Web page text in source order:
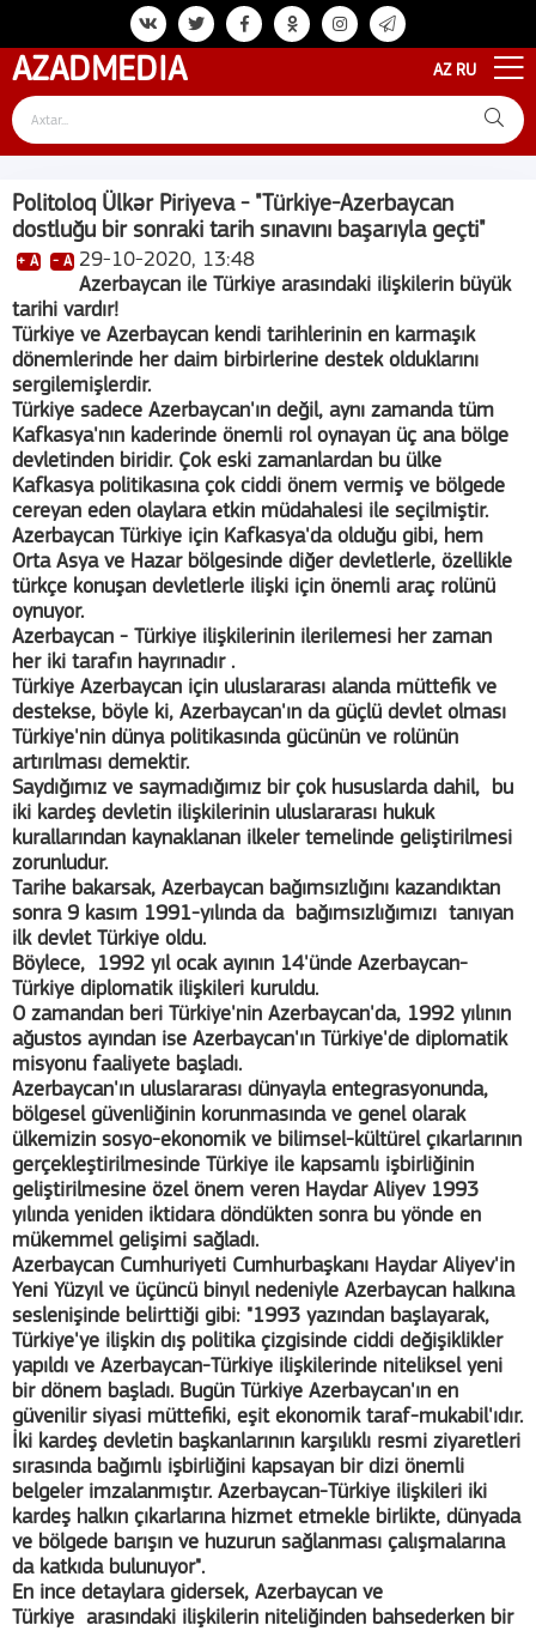
AZADMEDIA AZ RU
Politoloq Ülkər Piriyeva - "Türkiye-Azerbaycan
dostluğu bir sonraki tarih sınavını başarıyla geçti"
+ A - A 29-10-2020, 13:48
Azerbaycan ile Türkiye arasındaki ilişkilerin büyük
tarihi vardır!
Türkiye ve Azerbaycan kendi tarihlerinin en karmaşık
dönemlerinde her daim birbirlerine destek olduklarını
sergilemişlerdir.
Türkiye sadece Azerbaycan'ın değil, aynı zamanda tüm
Kafkasya'nın kaderinde önemli rol oynayan üç ana bölge
devletinden biridir. Çok eski zamanlardan bu ülke
Kafkasya politikasına çok ciddi önem vermiş ve bölgede
cereyan eden olaylara etkin müdahalesi ile seçilmiştir.
Azerbaycan Türkiye için Kafkasya'da olduğu gibi, hem
Orta Asya ve Hazar bölgesinde diğer devletlerle, özellikle
türkçe konuşan devletlerle ilişki için önemli araç rolünü
oynuyor.
Azerbaycan - Türkiye ilişkilerinin ilerilemesi her zaman
her iki tarafın hayrınadır .
Türkiye Azerbaycan için uluslararası alanda müttefik ve
destekse, böyle ki, Azerbaycan'ın da güçlü devlet olması
Türkiye'nin dünya politikasında gücünün ve rolünün
artırılması demektir.
Saydığımız ve saymadığımız bir çok hususlarda dahil, bu
iki kardeş devletin ilişkilerinin uluslararası hukuk
kurallarından kaynaklanan ilkeler temelinde geliştirilmesi
zorunludur.
Tarihe bakarsak, Azerbaycan bağımsızlığını kazandıktan
sonra 9 kasım 1991-yılında da bağımsızlığımızı tanıyan
ilk devlet Türkiye oldu.
Böylece, 1992 yıl ocak ayının 14'ünde Azerbaycan-
Türkiye diplomatik ilişkileri kuruldu.
O zamandan beri Türkiye'nin Azerbaycan'da, 1992 yılının
ağustos ayından ise Azerbaycan'ın Türkiye'de diplomatik
misyonu faaliyete başladı.
Azerbaycan'ın uluslararası dünyayla entegrasyonunda,
bölgesel güvenliğinin korunmasında ve genel olarak
ülkemizin sosyo-ekonomik ve bilimsel-kültürel çıkarlarının
gerçekleştirilmesinde Türkiye ile kapsamlı işbirliğinin
geliştirilmesine özel önem veren Haydar Aliyev 1993
yılında yeniden iktidara döndükten sonra bu yönde en
mükemmel gelişimi sağladı.
Azerbaycan Cumhuriyeti Cumhurbaşkanı Haydar Aliyev'in
Yeni Yüzyıl ve üçüncü binyıl nedeniyle Azerbaycan halkına
seslenişinde belirttiği gibi: "1993 yazından başlayarak,
Türkiye'ye ilişkin dış politika çizgisinde ciddi değişiklikler
yapıldı ve Azerbaycan-Türkiye ilişkilerinde niteliksel yeni
bir dönem başladı. Bugün Türkiye Azerbaycan'ın en
güvenilir siyasi müttefiki, eşit ekonomik taraf-mukabil'ıdır.
İki kardeş devletin başkanlarının karşılıklı resmi ziyaretleri
sırasında bağımlı işbirliğini kapsayan bir dizi önemli
belgeler imzalanmıştır. Azerbaycan-Türkiye ilişkileri iki
kardeş halkın çıkarlarına hizmet etmekle birlikte, dünyada
ve bölgede barışın ve huzurun sağlanması çalışmalarına
da katkıda bulunuyor".
En ince detaylara gidersek, Azerbaycan ve
Türkiye arasındaki ilişkilerin niteliğinden bahsederken bir